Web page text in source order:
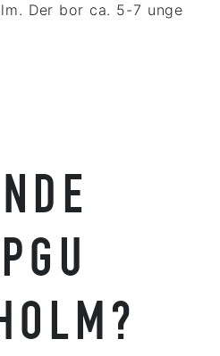
Der bor ca. 5-7 unge